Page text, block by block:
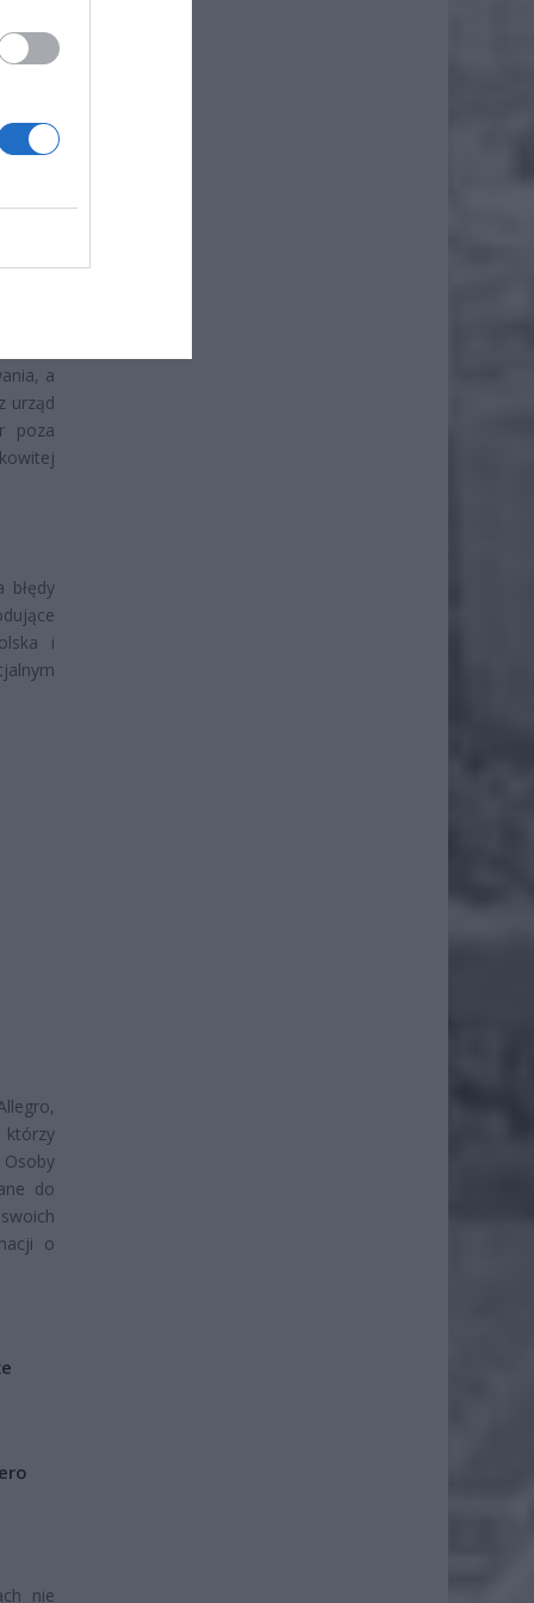
roku
a
urząd
poza
błędy
i
do
o
nie